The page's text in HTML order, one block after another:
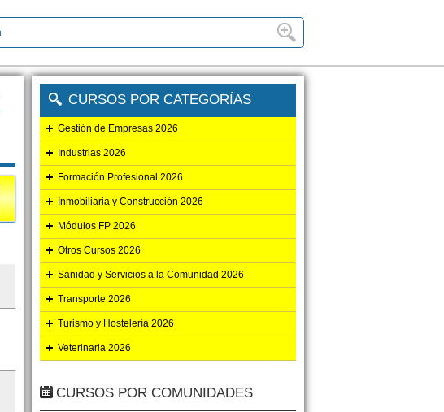
CURSOS POR CATEGORÍAS
Gestión de Empresas 2026
Industrias 2026
Formación Profesional 2026
Inmobiliaria y Construcción 2026
Módulos FP 2026
Otros Cursos 2026
Sanidad y Servicios a la Comunidad 2026
Transporte 2026
Turismo y Hostelería 2026
Veterinaria 2026
CURSOS POR COMUNIDADES